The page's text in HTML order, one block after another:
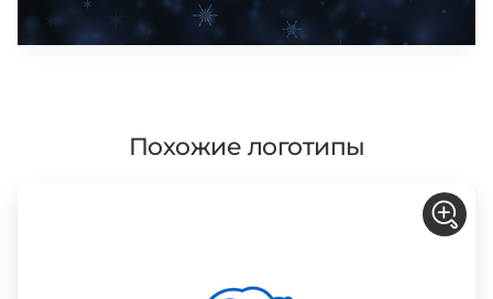
Похожие логотипы